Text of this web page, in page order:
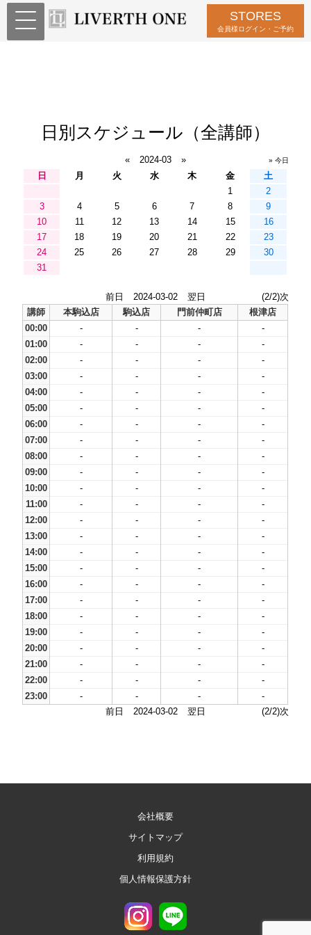
STORES
会員様ログイン・ご予約
日別スケジュール（全講師）
« 2024-03 » » 今日
日 月 火 水 木 金
土
1
2
3
4 5 6 7 8
9
10
11 12 13 14 15
16
17
18 19 20 21 22
23
24
25 26 27 28 29
30
31
前日 2024-03-02 翌日
(2/2)次
講師
本駒込店 駒込店 門前仲町店
根津店
00:00
- - -
-
01:00
- - -
-
02:00
- - -
-
03:00
- - -
-
04:00
- - -
-
05:00
- - -
-
06:00
- - -
-
07:00
- - -
-
08:00
- - -
-
09:00
- - -
-
10:00
- - -
-
11:00
- - -
-
12:00
- - -
-
13:00
- - -
-
14:00
- - -
-
15:00
- - -
-
16:00
- - -
-
17:00
- - -
-
18:00
- - -
-
19:00
- - -
-
20:00
- - -
-
21:00
- - -
-
22:00
- - -
-
23:00
- - -
-
前日
2024-03-02 翌日 (2/2)次
会社概要
サイトマップ
利用規約
個人情報保護方針